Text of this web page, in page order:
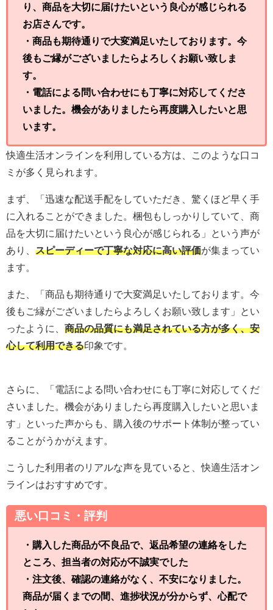
り、商品を大切に届けたいという良心が感じられる
お店さんです。
・商品も期待通りで大変満足いたしております。今
後もご縁がございましたらよろしくお願い致しま
す。
・電話による問い合わせにも丁寧に対応してくださ
いました。機会がありましたら再度購入したいと思
います。
快適生活オンラインを利用している方は、このような口コ
ミが多く見られます。
まず、「迅速な配送手配をしていただき、驚くほど早く手
に入れることができました。梱包もしっかりしていて、商
品を大切に届けたいという良心が感じられる」という声が
あり、 スピーディーで丁寧な対応に高い評価が集まってい
ます。
また、「商品も期待通りで大変満足いたしております。今
後もご縁がございましたらよろしくお願い致します」とい
ったように、 商品の品質にも満足されている方が多く、安
心して利用できる印象です。
さらに、「電話による問い合わせにも丁寧に対応してくだ
さいました。機会がありましたら再度購入したいと思いま
す」といった声からも、購入後のサポート体制が整ってい
ることがうかがえます。
こうした利用者のリアルな声を見ていると、快適生活オン
ラインはおすすめです。
悪い口コミ・評判
・購入した商品が不良品で、返品希望の連絡をした
ところ、担当者の対応が不誠実でした
・注文後、確認の連絡がなく、不安になりました。
商品が届くまでの間、進捗状況が分からず、心配で